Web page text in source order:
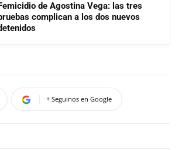
de Agostina Vega: las tres
complican a los dos nuevos
+ Seguinos en Google